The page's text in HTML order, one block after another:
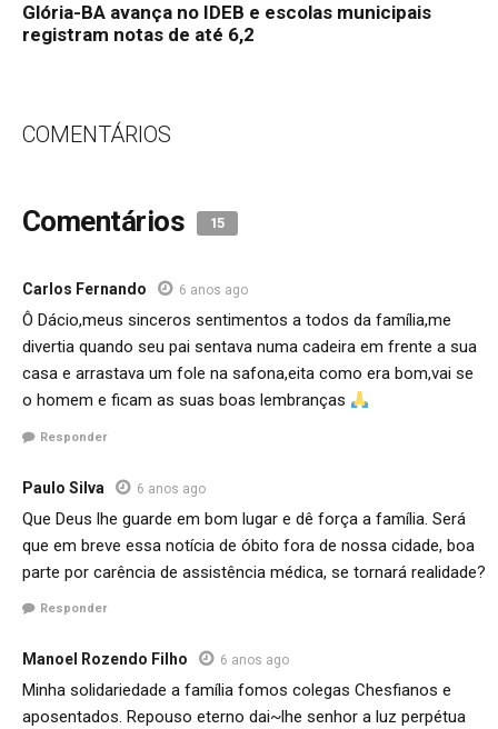
Glória-BA avança no IDEB e escolas municipais
registram notas de até 6,2
COMENTÁRIOS
Comentários 15
Carlos Fernando 6 anos ago
Ô Dácio,meus sinceros sentimentos a todos da família,me
divertia quando seu pai sentava numa cadeira em frente a sua
casa e arrastava um fole na safona,eita como era bom,vai se
o homem e ficam as suas boas lembranças
Responder
Paulo Silva 6 anos ago
Que Deus lhe guarde em bom lugar e dê força a família. Será
que em breve essa notícia de óbito fora de nossa cidade, boa
parte por carência de assistência médica, se tornará realidade?
Responder
Manoel Rozendo Filho 6 anos ago
Minha solidariedade a família fomos colegas Chesfianos e
aposentados. Repouso eterno dai~lhe senhor a luz perpétua